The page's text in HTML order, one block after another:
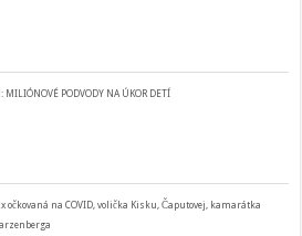
MILIÓNOVÉ PODVODY NA ÚKOR DETÍ
očkovaná na COVID, volička Kisku, Čaputovej, kamarátka